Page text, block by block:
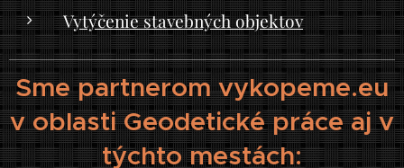
Vytýčenie stavebných objektov
Sme partnerom vykopeme.eu
v oblasti Geodetické práce aj v
týchto mestách: